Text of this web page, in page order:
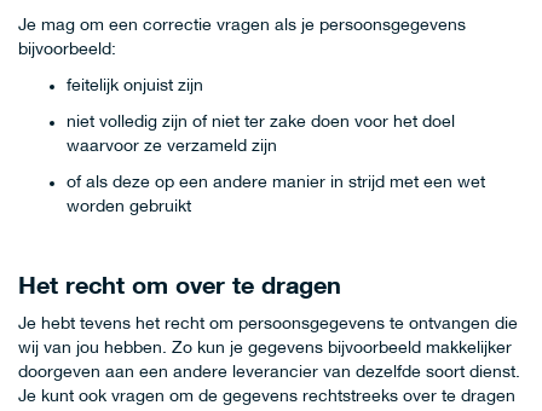
Je mag om een correctie vragen als je persoonsgegevens
bijvoorbeeld:
feitelijk onjuist zijn
niet volledig zijn of niet ter zake doen voor het doel
waarvoor ze verzameld zijn
of als deze op een andere manier in strijd met een wet
worden gebruikt
Het recht om over te dragen
Je hebt tevens het recht om persoonsgegevens te ontvangen die
wij van jou hebben. Zo kun je gegevens bijvoorbeeld makkelijker
doorgeven aan een andere leverancier van dezelfde soort dienst.
Je kunt ook vragen om de gegevens rechtstreeks over te dragen